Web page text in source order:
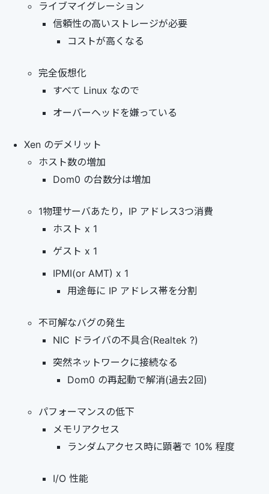
ライブマイグレーション
信頼性の高いストレージが必要
コストが高くなる
完全仮想化
すべて Linux なので
オーバーヘッドを嫌っている
Xen のデメリット
ホスト数の増加
Dom0 の台数分は増加
1物理サーバあたり，IP アドレス3つ消費
ホスト x 1
ゲスト x 1
IPMI(or AMT) x 1
用途毎に IP アドレス帯を分割
不可解なバグの発生
NIC ドライバの不具合(Realtek ?)
突然ネットワークに接続なる
Dom0 の再起動で解消(過去2回)
パフォーマンスの低下
メモリアクセス
ランダムアクセス時に顕著で 10% 程度
I/O 性能